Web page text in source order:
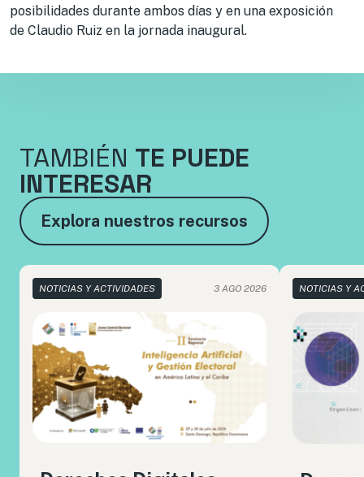
posibilidades durante ambos días y en una exposición
de Claudio Ruiz en la jornada inaugural.
TAMBIÉN TE PUEDE
INTERESAR
Explora nuestros recursos
NOTICIAS Y ACTIVIDADES 3 AGO 2026 NOTICIAS Y